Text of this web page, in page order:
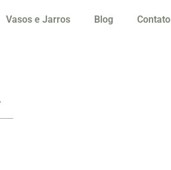
Vasos e Jarros Blog Contato